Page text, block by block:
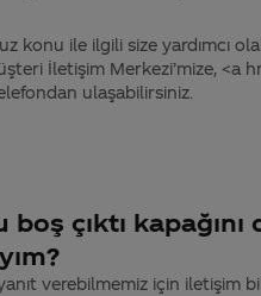
konu ile ilgili size yardımcı
İletişim Merkezi’mize,
ulaşabilirsiniz.
çıktı kapağını
verebilmemiz için iletişim